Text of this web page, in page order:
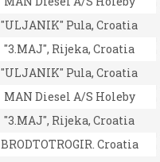
"ULJANIK" Pula, Croatia
"3.MAJ", Rijeka, Croatia
"ULJANIK" Pula, Croatia
MAN Diesel A/S Holeby
"3.MAJ", Rijeka, Croatia
BRODTOTROGIR. Croatia